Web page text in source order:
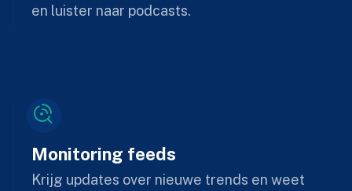
en luister naar podcasts.
Monitoring feeds
Krijg updates over nieuwe trends en weet